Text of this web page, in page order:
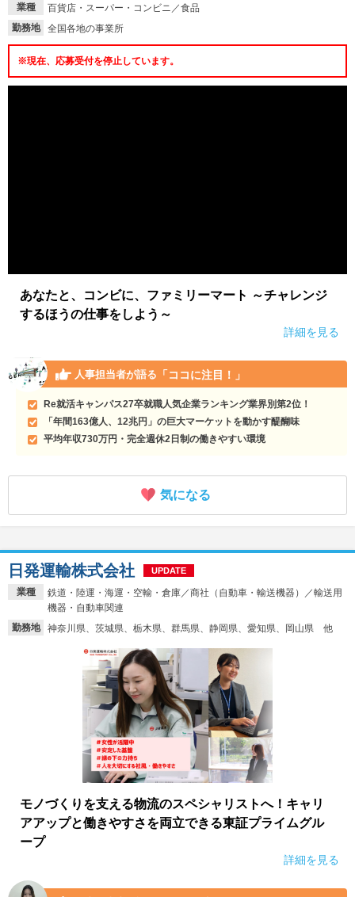
業種
百貨店・スーパー・コンビニ／食品
勤務地
全国各地の事業所
※現在、応募受付を停止しています。
あなたと、コンビに、ファミリーマート ～チャレンジ
するほうの仕事をしよう～
詳細を見る
人事担当者が語る 「ココに注目！」
Re就活キャンパス27卒就職人気企業ランキング業界別第2位！
「年間163億人、12兆円」の巨大マーケットを動かす醍醐味
平均年収730万円・完全週休2日制の働きやすい環境
気になる
業種
鉄道・陸運・海運・空輸・倉庫／商社（自動車・輸送機器）／輸送用
機器・自動車関連
勤務地
神奈川県、茨城県、栃木県、群馬県、静岡県、愛知県、岡山県 他
日発運輸株式会社 UPDATE
モノづくりを支える物流のスペシャリストへ！キャリ
アアップと働きやすさを両立できる東証プライムグル
ープ
詳細を見る